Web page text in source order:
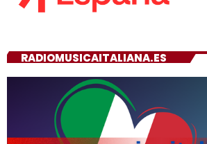
RADIOMUSICAITALIANA.ES